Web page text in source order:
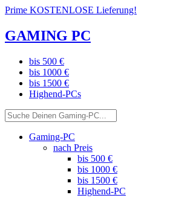
Prime KOSTENLOSE Lieferung!
GAMING PC
bis 500 €
bis 1000 €
bis 1500 €
Highend-PCs
Gaming-PC
nach Preis
bis 500 €
bis 1000 €
bis 1500 €
Highend-PC